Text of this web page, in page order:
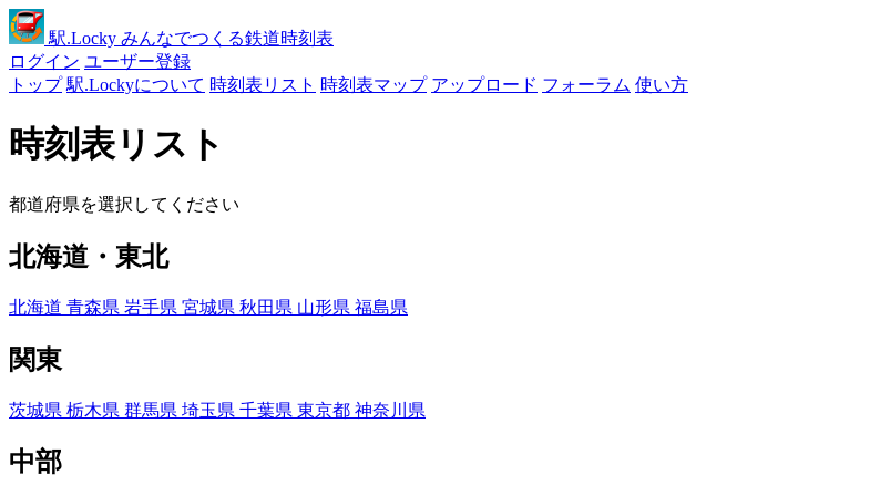
駅.Locky みんなでつくる鉄道時刻表
ログイン ユーザー登録
トップ 駅.Lockyについて 時刻表リスト 時刻表マップ アップロード フォーラム 使い方
時刻表リスト
都道府県を選択してください
北海道・東北
北海道 青森県 岩手県 宮城県 秋田県 山形県 福島県
関東
茨城県 栃木県 群馬県 埼玉県 千葉県 東京都 神奈川県
中部